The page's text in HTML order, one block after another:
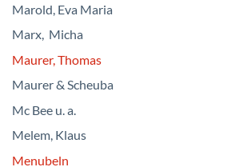
Marold, Eva Maria
Marx, Micha
Maurer, Thomas
Maurer & Scheuba
Mc Bee u. a.
Melem, Klaus
Menubeln